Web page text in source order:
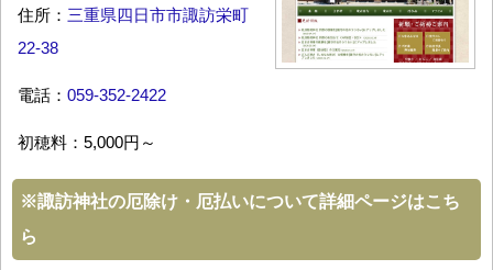
住所： 三重県四日市市諏訪栄町
22-38
電話： 059-352-2422
初穂料：5,000円～
※諏訪神社の厄除け・厄払いについて詳細ページはこち
ら